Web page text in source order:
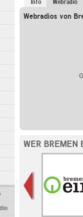
Info Webradio
Webradios von
WER